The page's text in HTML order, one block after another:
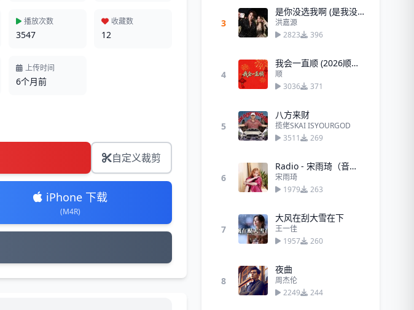
播放次数
3547
收藏数
12
上传时间
6个月前
自定义裁剪
iPhone 下载
(M4R)
3
是你没选我啊 (是我没等你吗)
洪嘉源
2823
396
4
我会一直顺 (2026顺顺顺！)
顺
3036
371
5
八方来财
揽佬SKAI ISYOURGOD
3511
269
6
Radio - 宋雨琦（音源版）
宋雨琦
1979
263
7
大风在刮大雪在下
王一佳
1957
260
8
夜曲
周杰伦
2249
244